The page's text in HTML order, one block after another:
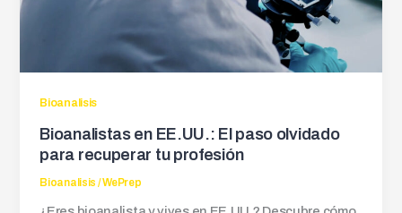
Bioanalisis
Bioanalistas en EE.UU.: El paso olvidado
para recuperar tu profesión
Bioanalisis /WePrep